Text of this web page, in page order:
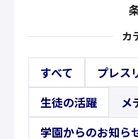
カ
すべて プレス
生徒の活躍
メ
学園からのお知ら